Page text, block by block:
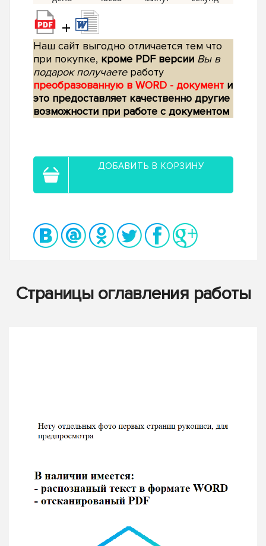
+
Наш сайт выгодно отличается тем что
при покупке, кроме PDF версии Вы в
подарок получаетеработу
преобразованную в WORD - документ и
это предоставляет качественно другие
возможности при работе с документом
ДОБАВИТЬ В КОРЗИНУ
Страницы оглавления работы